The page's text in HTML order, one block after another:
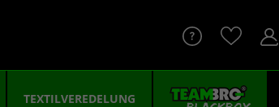
TEXTILVEREDELUNG